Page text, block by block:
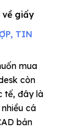
về giấy
, TIN
mua
còn
tế, đây là
cá
bản